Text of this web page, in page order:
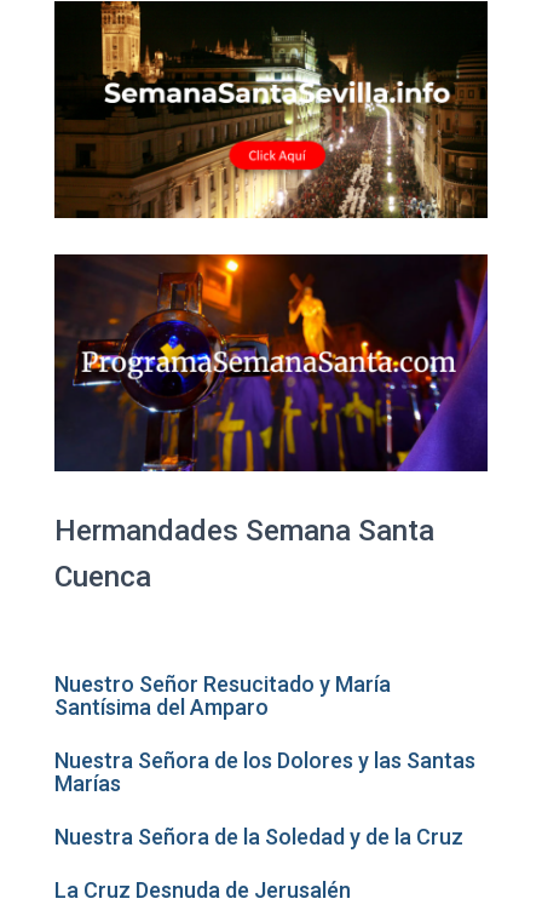
Hermandades Semana Santa
Cuenca
Nuestro Señor Resucitado y María
Santísima del Amparo
Nuestra Señora de los Dolores y las Santas
Marías
Nuestra Señora de la Soledad y de la Cruz
La Cruz Desnuda de Jerusalén